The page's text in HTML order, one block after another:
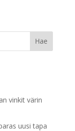
vinkit värin
uusi tapa